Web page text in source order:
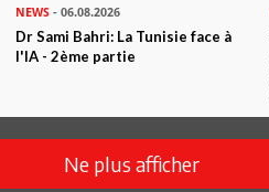
NEWS - 06.08.2026
Dr Sami Bahri: La Tunisie face à
l'IA - 2ème partie
Ne plus afficher